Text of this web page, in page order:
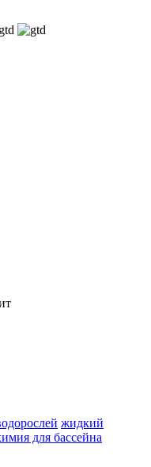
жидкий
для бассейна